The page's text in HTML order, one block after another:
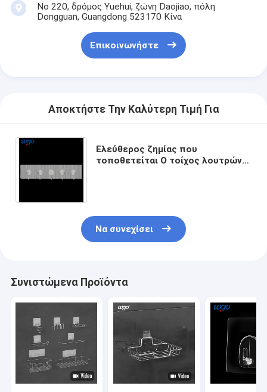
Νο 220, δρόμος Yuehui, ζώνη Daojiao, πόλη
Dongguan, Guangdong 523170 Κίνα
Επικοινωνήστε
Αποκτήστε Την Καλύτερη Τιμή Για
Ελεύθερος ζημίας που
τοποθετείται Ο τοίχος λουτρών
Να συνεχίσει
Συνιστώμενα Προϊόντα